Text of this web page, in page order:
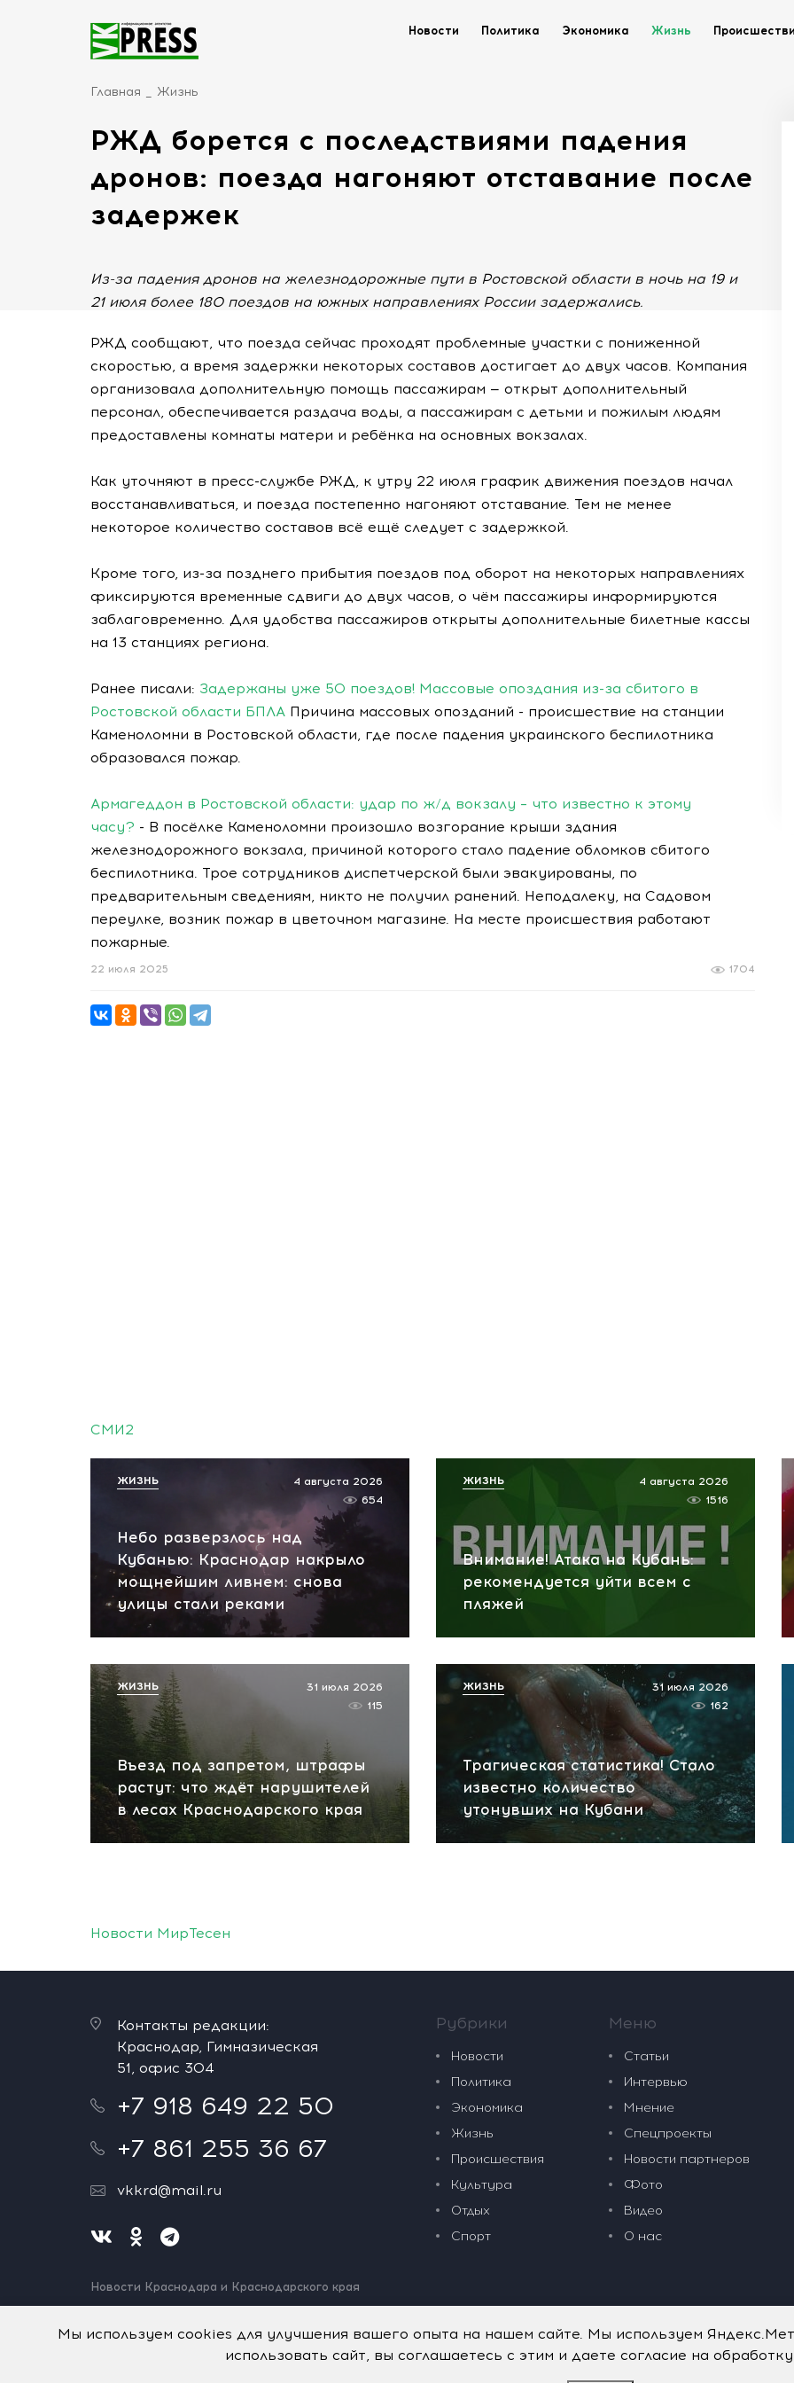
Новости Политика Экономика Жизнь
Главная Жизнь
РЖД борется с последствиями падения
дронов: поезда нагоняют отставание после
задержек
Из-за падения дронов на железнодорожные пути в Ростовской области в ночь на 19 и
21 июля более 180 поездов на южных направлениях России задержались.
РЖД сообщают, что поезда сейчас проходят проблемные участки с пониженной
скоростью, а время задержки некоторых составов достигает до двух часов. Компания
организовала дополнительную помощь пассажирам — открыт дополнительный
персонал, обеспечивается раздача воды, а пассажирам с детьми и пожилым людям
предоставлены комнаты матери и ребёнка на основных вокзалах.
Как уточняют в пресс-службе РЖД, к утру 22 июля график движения поездов начал
восстанавливаться, и поезда постепенно нагоняют отставание. Тем не менее
некоторое количество составов всё ещё следует с задержкой.
Кроме того, из-за позднего прибытия поездов под оборот на некоторых направлениях
фиксируются временные сдвиги до двух часов, о чём пассажиры информируются
заблаговременно. Для удобства пассажиров открыты дополнительные билетные кассы
на 13 станциях региона.
Ранее писали: Задержаны уже 50 поездов! Массовые опоздания из-за сбитого в
Ростовской области БПЛА Причина массовых опозданий - происшествие на станции
Каменоломни в Ростовской области, где после падения украинского беспилотника
образовался пожар.
Армагеддон в Ростовской области: удар по ж/д вокзалу – что известно к этому
часу? - В посёлке Каменоломни произошло возгорание крыши здания
железнодорожного вокзала, причиной которого стало падение обломков сбитого
беспилотника. Трое сотрудников диспетчерской были эвакуированы, по
предварительным сведениям, никто не получил ранений. Неподалеку, на Садовом
переулке, возник пожар в цветочном магазине. На месте происшествия работают
пожарные.
1704
22 июля 2025
СМИ2
Небо разверзлось над
Кубанью: Краснодар накрыло
мощнейшим ливнем: снова
улицы стали реками
4 августа 2026
654
ЖИЗНЬ
Внимание! Атака на Кубань:
рекомендуется уйти всем с
пляжей
4 августа 2026
1516
ЖИЗНЬ
Въезд под запретом, штрафы
растут: что ждёт нарушителей
в лесах Краснодарского края
31 июля 2026
115
ЖИЗНЬ
Трагическая статистика! Стало
известно количество
утонувших на Кубани
31 июля 2026
162
ЖИЗНЬ
Новости МирТесен
Контакты редакции:
Краснодар, Гимназическая
51, офис 304
+7 918 649 22 50
+7 861 255 36 67
vkkrd@mail.ru
Новости Краснодара и Краснодарского края
Нашли ошибку? Выделите и нажмите Ctrl+Enter.
Рубрики
Новости
Политика
Экономика
Жизнь
Происшествия
Культура
Отдых
Спорт
Меню
Статьи
Интервью
Мнение
Спецпроекты
Новости партнеров
Фото
Видео
О нас
Мы используем cookies для улучшения вашего опыта на нашем сайте. Мы используем
использовать сайт, вы соглашаетесь с этим и даете согласие на